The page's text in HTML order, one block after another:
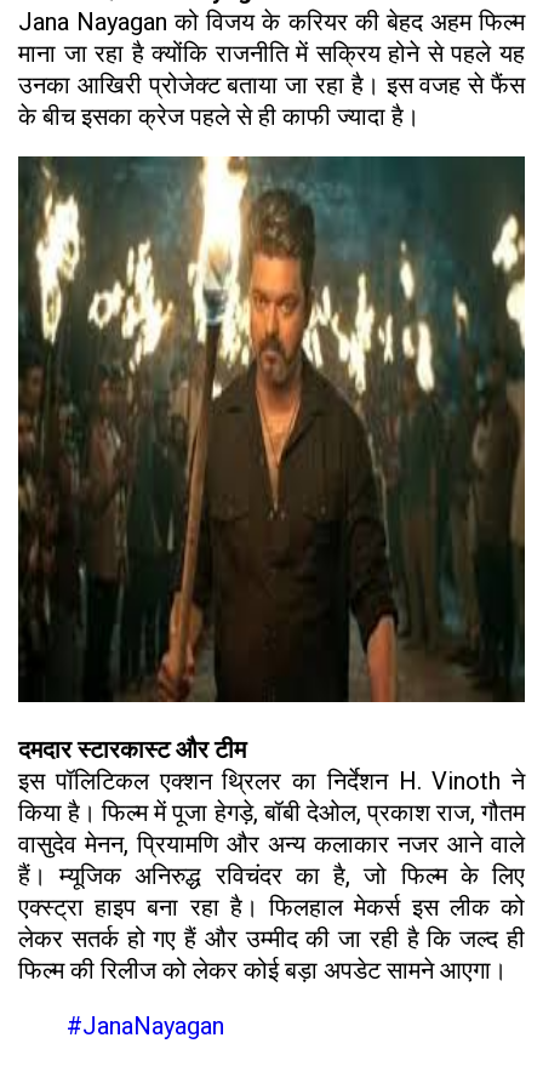
Jana Nayagan को विजय के करियर की बेहद अहम फिल्म
माना जा रहा है क्योंकि राजनीति में सक्रिय होने से पहले यह
उनका आखिरी प्रोजेक्ट बताया जा रहा है। इस वजह से फैंस
के बीच इसका क्रेज पहले से ही काफी ज्यादा है।
दमदार स्टारकास्ट और टीम
इस पॉलिटिकल एक्शन थ्रिलर का निर्देशन H. Vinoth ने
किया है। फिल्म में पूजा हेगड़े, बॉबी देओल, प्रकाश राज, गौतम
वासुदेव मेनन, प्रियामणि और अन्य कलाकार नजर आने वाले
हैं। म्यूजिक अनिरुद्ध रविचंदर का है, जो फिल्म के लिए
एक्स्ट्रा हाइप बना रहा है। फिलहाल मेकर्स इस लीक को
लेकर सतर्क हो गए हैं और उम्मीद की जा रही है कि जल्द ही
फिल्म की रिलीज को लेकर कोई बड़ा अपडेट सामने आएगा।
#JanaNayagan